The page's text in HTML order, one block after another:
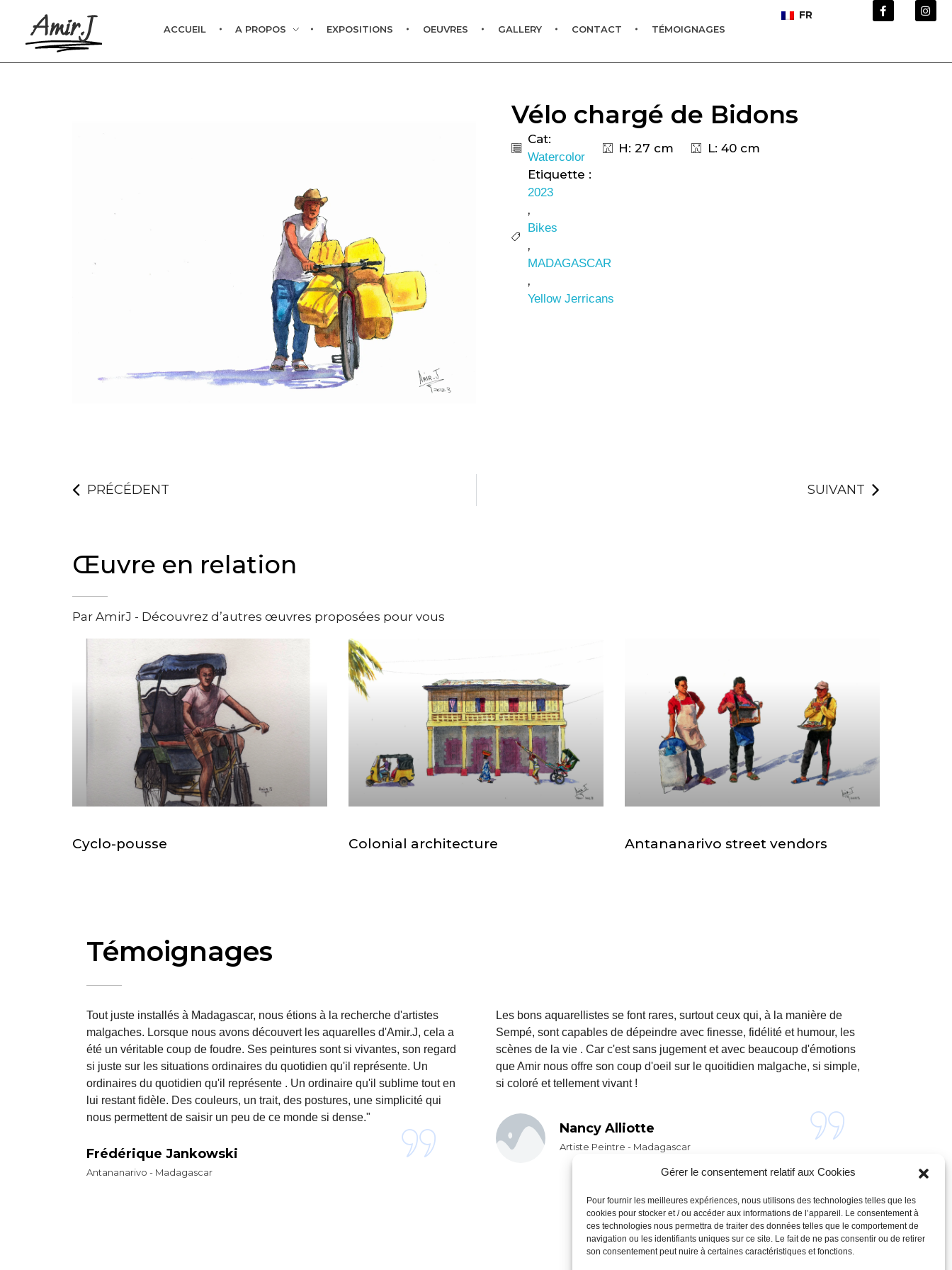
Gérer le consentement relatif aux Cookies
Pour fournir les meilleures expériences, nous utilisons des technologies telles que les
cookies pour stocker et / ou accéder aux informations de l’appareil. Le consentement à
ces technologies nous permettra de traiter des données telles que le comportement de
navigation ou les identifiants uniques sur ce site. Le fait de ne pas consentir ou de retirer
son consentement peut nuire à certaines caractéristiques et fonctions.
Amir.J ACCUEIL A PROPOS EXPOSITIONS OEUVRES GALLERY CONTACT TÉMOIGNAGES
FR
Vélo chargé de Bidons
Cat:
Watercolor
H: 27 cm
L: 40 cm
Etiquette :
2023
,
Bikes
,
MADAGASCAR
,
Yellow Jerricans
PRÉCÉDENT SUIVANT
Œuvre en relation
Par AmirJ - Découvrez d’autres œuvres proposées pour vous
Cyclo-pousse Colonial architecture Antananarivo street vendors
Témoignages
Tout juste installés à Madagascar, nous étions à la recherche d'artistes
malgaches. Lorsque nous avons découvert les aquarelles d'Amir.J, cela a
été un véritable coup de foudre. Ses peintures sont si vivantes, son regard
si juste sur les situations ordinaires du quotidien qu'il représente. Un
ordinaires du quotidien qu'il représente . Un ordinaire qu'il sublime tout en
lui restant fidèle. Des couleurs, un trait, des postures, une simplicité qui
nous permettent de saisir un peu de ce monde si dense."
Frédérique Jankowski
Antananarivo - Madagascar
Les bons aquarellistes se font rares, surtout ceux qui, à la manière de
Sempé, sont capables de dépeindre avec finesse, fidélité et humour, les
scènes de la vie . Car c'est sans jugement et avec beaucoup d'émotions
que Amir nous offre son coup d'oeil sur le quoitidien malgache, si simple,
si coloré et tellement vivant !
Nancy Alliotte
Artiste Peintre - Madagascar